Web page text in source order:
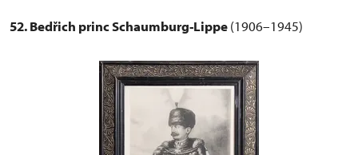
52. Bedřich princ Schaumburg-Lippe(1906–1945)